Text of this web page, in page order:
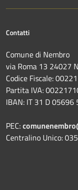
Contatti
Comune di Nembro
via Roma 13 24027
Codice Fiscale:
Partita IVA:
IBAN: IT 31 D
PEC:
Centralino Unico: